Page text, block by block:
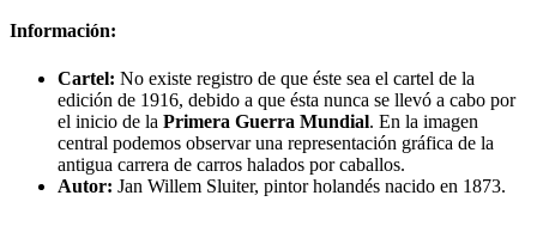
Información:
Cartel: No existe registro de que éste sea el cartel de la
edición de 1916, debido a que ésta nunca se llevó a cabo por
el inicio de la Primera Guerra Mundial. En la imagen
central podemos observar una representación gráfica de la
antigua carrera de carros halados por caballos.
Autor: Jan Willem Sluiter, pintor holandés nacido en 1873.